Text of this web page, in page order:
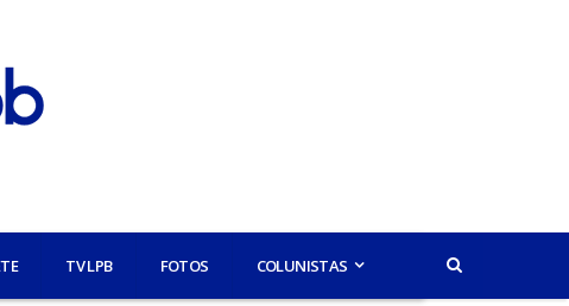
TV LPB FOTOS COLUNISTAS